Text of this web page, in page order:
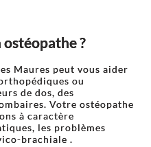
?
Maures peut vous aider
ou
de dos, des
Votre ostéopathe
à caractère
les problèmes
brachiale .